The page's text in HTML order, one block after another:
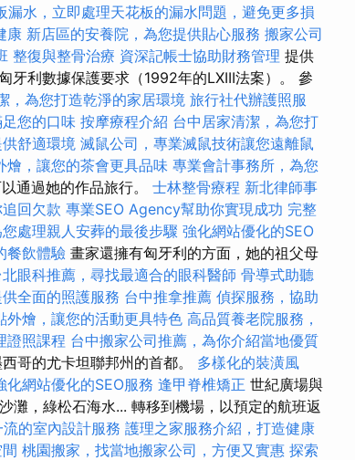
漏水，立即處理天花板的漏水問題，避免更多損
康 新店區的安養院，為您提供貼心服務 搬家公司
整復與整骨治療 資深記帳士協助財務管理 提供
牙利數據保護要求（1992年的LXIII法案）。 參
，為您打造乾淨的家居環境 旅行社代辦護照服
您的口味 按摩療程介紹 台中居家清潔，為您打
舒適環境 滅鼠公司，專業滅鼠技術讓您遠離鼠
燴，讓您的茶會更具品味 專業會計事務所，為您
通過她的作品旅行。 士林整骨療程 新北律師事
回欠款 專業SEO Agency幫助你實現成功 完整
處理親人安葬的最後步驟 強化網站優化的SEO
餐飲體驗 畫家還擁有匈牙利的方面，她的祖父母
北眼科推薦，尋找最適合的眼科醫師 骨導式助聽
全面的照護服務 台中推拿推薦 偵探服務，協助
外燴，讓您的活動更具特色 高品質養老院服務，
證照課程 台中搬家公司推薦，為你介紹當地優質
哥的尤卡坦聯邦州的首都。 多樣化的裝潢風
化網站優化的SEO服務 逢甲脊椎矯正 世紀廣場與
灘，綠松石海水... 轉移到機場，以預定的航班返
的室內設計服務 護理之家服務介紹，打造健康
桃園搬家，找當地搬家公司，方便又實惠 探索